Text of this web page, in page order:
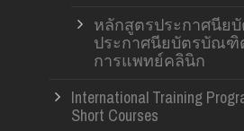
หลักสูตรประกาศนีย
ประกาศนียบัตรบัณฑิ
การแพทย์คลินิก
International Training
Short Courses